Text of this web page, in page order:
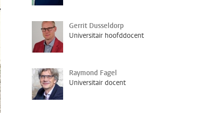
Gerrit Dusseldorp
Universitair hoofddocent
Raymond Fagel
Universitair docent